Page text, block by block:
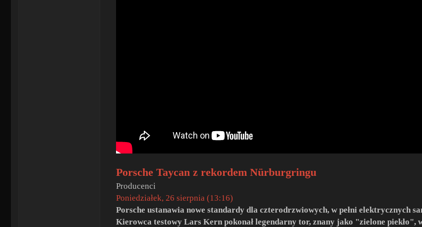
Porsche Taycan z rekordem Nürburgringu
Producenci
Poniedziałek, 26 sierpnia (13:16)
Porsche ustanawia nowe standardy dla czterodrzwiowych, w pełni elektrycznych
Kierowca testowy Lars Kern pokonał legendarny tor, znany jako "zielone piekło",